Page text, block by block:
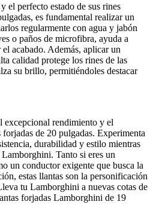
el perfecto estado de sus rines
es fundamental realizar un
regularmente con agua y jabón
o paños de microfibra, ayuda a
acabado. Además, aplicar un
calidad protege los rines de las
su brillo, permitiéndoles destacar
rendimiento y el
de 20 pulgadas. Experimenta
durabilidad y estilo mientras
Tanto si eres un
un conductor exigente que busca la
estas llantas son la personificación
tu Lamborghini a nuevas cotas de
forjadas Lamborghini de 19